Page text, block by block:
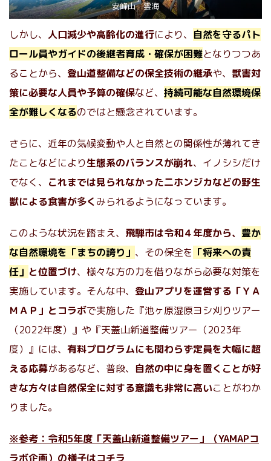
安峰山 雲海
しかし、 人口減少や高齢化の進行により、 自然を守るパト
ロール員やガイドの後継者育成・確保が困難となりつつあ
ることから、 登山道整備などの保全技術の継承や、 獣害対
策に必要な人員や予算の確保など、 持続可能な自然環境保
全が難しくなるのではと懸念されています。
さらに、近年の気候変動や人と自然との関係性が薄れてき
たことなどにより生態系のバランスが崩れ、イノシシだけ
でなく、 これまでは見られなかった二ホンジカなどの野生
獣による食害が多くみられるようになっています。
このような状況を踏まえ、 飛騨市は令和４年度から、 豊か
な自然環境を「まちの誇り」 、その保全を 「将来への責
任」 と位置づけ、様々な方の力を借りながら必要な対策を
実施しています。そんな中、 登山アプリを運営する「ＹＡ
ＭＡＰ」とコラボで実施した『池ヶ原湿原ヨシ刈りツアー
（2022年度）』や『天蓋山新道整備ツアー（2023年
度）』には、 有料プログラムにも関わらず定員を大幅に超
える応募があるなど、普段、 自然の中に身を置くことが好
きな方々は自然保全に対する意識も非常に高いことがわか
りました。
※参考：令和5年度「天蓋山新道整備ツアー」（YAMAPコ
ラボ企画）の様子はコチラ